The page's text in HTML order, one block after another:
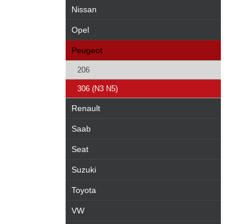
Nissan
Opel
Peugeot
206
306 (N3 N5)
Renault
Saab
Seat
Suzuki
Toyota
VW